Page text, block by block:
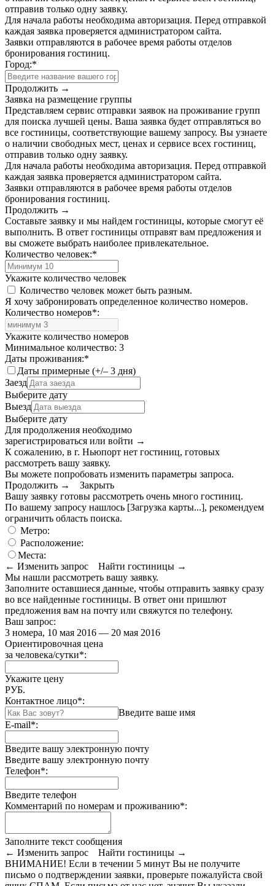
отправив только одну заявку.
Для начала работы необходима авторизация. Перед отправкой
каждая заявка проверяется администратором сайта.
Заявки отправляются в рабочее время работы отделов
бронирования гостиниц.
Город:*
Продолжить →
Заявка на размещение группы
Представляем сервис отправки заявок на проживание групп
для поиска лучшей цены. Ваша заявка будет отправляться во
все гостиницы, соответствующие вашему запросу. Вы узнаете
о наличии свободных мест, ценах и сервисе всех гостиниц,
отправив только одну заявку.
Для начала работы необходима авторизация. Перед отправкой
каждая заявка проверяется администратором сайта.
Заявки отправляются в рабочее время работы отделов
бронирования гостиниц.
Продолжить →
Составьте заявку и мы найдем гостиницы, которые смогут её
выполнить. В ответ гостиницы отправят вам предложения и
вы сможете выбрать наиболее привлекательное.
Количество человек:*
Укажите количество человек
Количество человек может быть разным.
Я хочу забронировать определенное количество номеров.
Количество номеров*:
Укажите количество номеров
Минимальное количество: 3
Даты проживания:*
Даты примерные (+/– 3 дня)
Заезд
Выберите дату
Выезд
Выберите дату
Для продолжения необходимо
зарегистрироваться или войти →
К сожалению, в г. Ньюпорт нет гостиниц, готовых
рассмотреть вашу заявку.
Вы можете попробовать изменить параметры запроса.
Продолжить →
Закрыть
Вашу заявку готовы рассмотреть очень много гостиниц.
По вашему запросу нашлось [Загрузка карты...], рекомендуем
ограничить область поиска.
Метро:
Расположение:
Места:
← Изменить запрос
Найти гостиницы →
Мы нашли рассмотреть вашу заявку.
Заполните оставшиеся данные, чтобы отправить заявку сразу
во все найденные гостиницы. В ответ они пришлют
предложения вам на почту или свяжутся по телефону.
Ваш запрос:
3 номера, 10 мая 2016 — 20 мая 2016
Ориентировочная цена
за человека/сутки*:
Укажите цену
РУБ.
Контактное лицо*:
Введите ваше имя
E-mail*:
Введите вашу электронную почту
Введите вашу электронную почту
Телефон*:
Введите телефон
Комментарий по номерам и проживанию*:
Заполните текст сообщения
← Изменить запрос
Найти гостиницы →
ВНИМАНИЕ! Если в течении 5 минут Вы не получите
письмо о подтверждении заявки, проверьте пожалуйста свой